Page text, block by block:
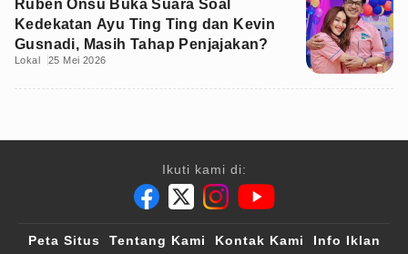
Ruben Onsu Buka Suara Soal
Kedekatan Ayu Ting Ting dan Kevin
Gusnadi, Masih Tahap Penjajakan?
Lokal 25 Mei 2026
Ikuti kami di:
Peta Situs Tentang Kami Kontak Kami
Info Iklan